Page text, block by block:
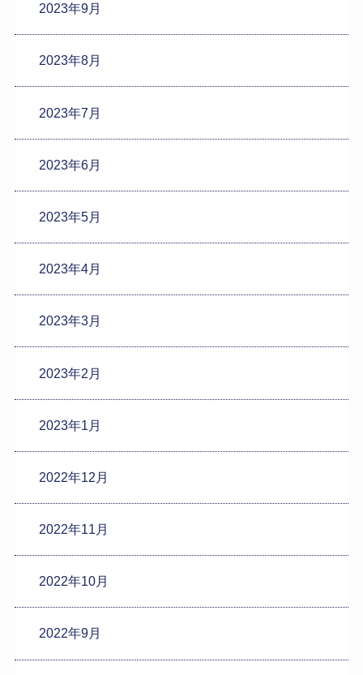
2023年9月
2023年8月
2023年7月
2023年6月
2023年5月
2023年4月
2023年3月
2023年2月
2023年1月
2022年12月
2022年11月
2022年10月
2022年9月